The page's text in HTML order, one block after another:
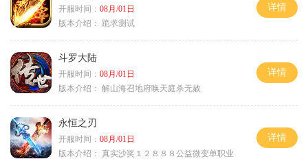
开服时间： 08月/01日
版本介绍： 跪求测试
详情
斗罗大陆
开服时间： 08月/01日
版本介绍： 解山海召地府唤天庭杀无赦
详情
永恒之刃
开服时间： 08月/01日
版本介绍： 真实沙奖１２８８８公益微变单职业
详情